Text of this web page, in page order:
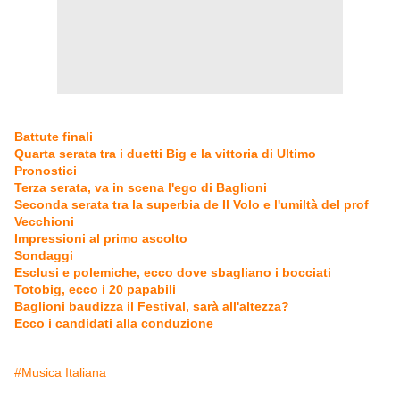
Battute finali
Quarta serata tra i duetti Big e la vittoria di Ultimo
Pronostici
Terza serata, va in scena l'ego di Baglioni
Seconda serata tra la superbia de Il Volo e l'umiltà del prof
Vecchioni
Impressioni al primo ascolto
Sondaggi
Esclusi e polemiche, ecco dove sbagliano i bocciati
Totobig, ecco i 20 papabili
Baglioni baudizza il Festival, sarà all'altezza?
Ecco i candidati alla conduzione
#Musica Italiana